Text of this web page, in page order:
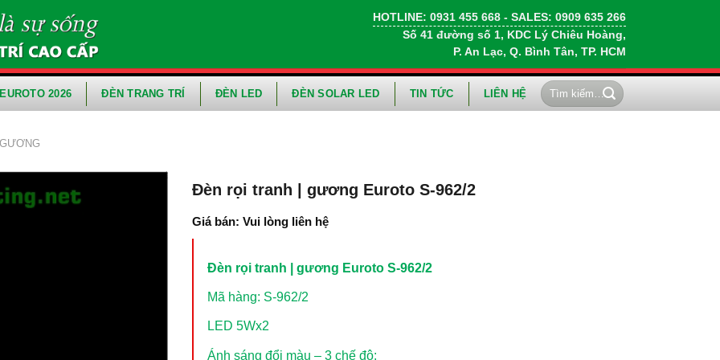
HOTLINE: 0931 455 668 - SALES: 0909 635 266
Số 41 đường số 1, KDC Lý Chiêu Hoàng,
P. An Lạc, Q. Bình Tân, TP. HCM
2026 ĐÈN TRANG TRÍ ĐÈN LED ĐÈN SOLAR LED TIN TỨC LIÊN HỆ
Tìm
kiếm:
Đèn rọi tranh | gương Euroto S-962/2
Giá bán: Vui lòng liên hệ
Đèn rọi tranh | gương Euroto S-962/2
Mã hàng: S-962/2
LED 5Wx2
Ánh sáng đổi màu – 3 chế độ: